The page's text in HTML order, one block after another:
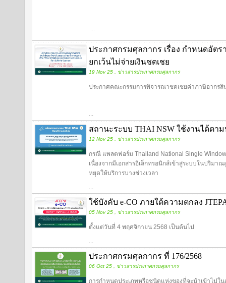
...
ประกาศกรมศุลกากร เรื่อง กำหนดอัต
ยกเว้นไม่จ่ายเงินชดเชย
19 Nov 25 , ข่าวสารประกาศกรมศุลกากร
ประกาศคณะกรรมการพิจารณาชดเชยค่าภาษีอากร
...
สถานะระบบ THAI NSW ใช้งานได้ตา
12 Nov 25 , ข่าวสารประกาศกรมศุลกากร
กรณี แพลตฟอร์ม Thailand National Single
เนื่องจากมีเอกสารอิเล็กทรอนิกส์เข้าสู่ระบบในปริมา
หยุดให้บริการบางช่วงเวลา
...
ใช้บังคับ e-CO ภายใต้ความตกลง
05 Nov 25 , ข่าวสารประกาศกรมศุลกากร
ตั้งแต่วันที่ 4 พฤศจิกายน 2568 เป็นต้นไป
...
ประกาศกรมศุลกากร ที่ 176/2568
06 Oct 25 , ข่าวสารประกาศกรมศุลกากร
การกำหนดประเภทหรือชนิดแห่งของที่จะนำเข้าไปใ